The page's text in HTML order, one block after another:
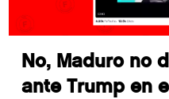
No, Maduro no
ante Trump en